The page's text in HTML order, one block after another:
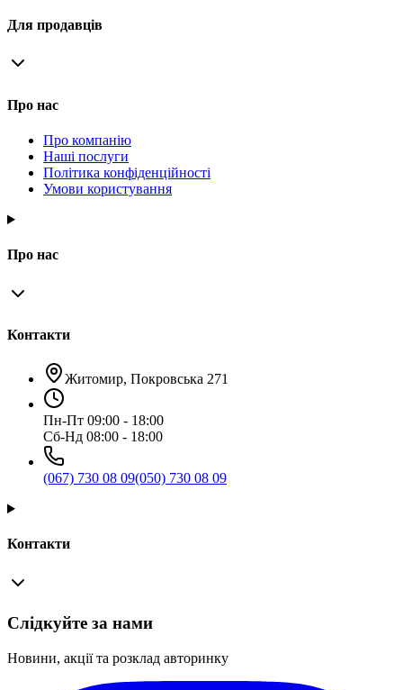
Для продавців
Про нас
Про компанію
Наші послуги
Політика конфіденційності
Умови користування
Про нас
Контакти
Житомир, Покровська 271
Пн-Пт 09:00 - 18:00
Сб-Нд 08:00 - 18:00
(067) 730 08 09(050) 730 08 09
Контакти
Слідкуйте за нами
Новини, акції та розклад авторинку